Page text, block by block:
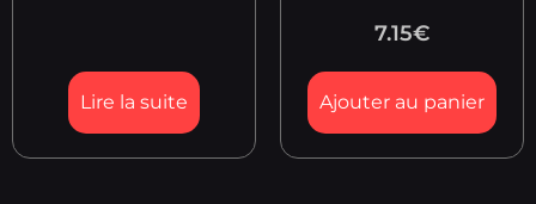
Lire la suite
7.15€
Ajouter au panier